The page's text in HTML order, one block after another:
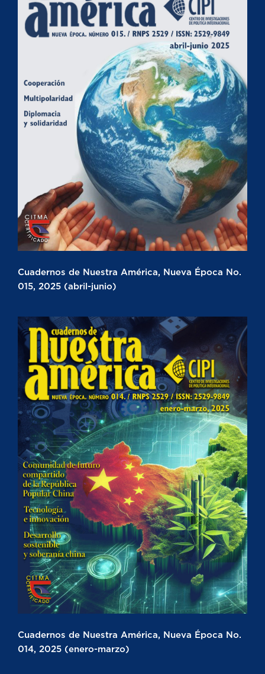
Cuadernos de Nuestra América, Nueva Época No.
015, 2025 (abril-junio)
Cuadernos de Nuestra América, Nueva Época No.
014, 2025 (enero-marzo)